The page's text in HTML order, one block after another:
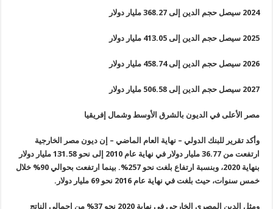
2024 سيصل حجم الدين إلى 368.27 مليار دولار
2025 سيصل حجم الدين إلى 413.05 مليار دولار
2026 سيصل حجم الدين إلى 458.74 مليار دولار
2027 سيصل حجم الدين إلى 506.58 مليار دولار
مصر الأعلى في الديون بالشرق الأوسط وشمال إفريقيا
وأكد تقرير للبنك الدولي – نهاية العام الماضي – إن ديون مصر الخارجية
ارتفعت من 36.77 مليار دولار في نهاية عام 2010 إلى نحو 131.58 مليار دولار
بنهاية 2020، وبنسبة ارتفاع بلغت نحو 257%. بينما ارتفعت بحوالي 90% خلال
خمس سنوات، حيث بلغت في نهاية عام 2016 نحو 69 مليار دولار.
ومثل الدين المصري الخارجي في نهاية 2020 نحو 37% من إجمالي الناتج